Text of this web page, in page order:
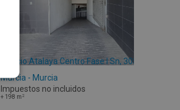
Edificio Atalaya Centro Fase I Sn, 30589
Murcia - Murcia
Impuestos no incluidos
+ 198 m 2